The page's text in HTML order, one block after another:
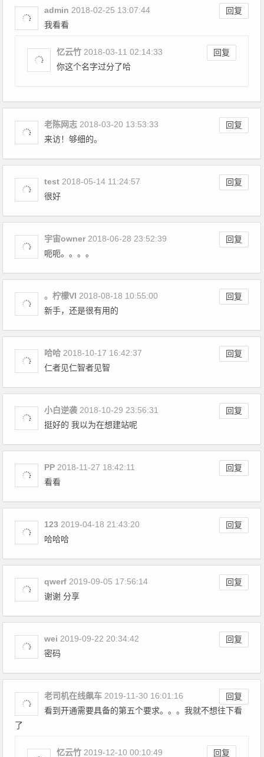
admin 回复
2018-02-25 13:07:44
我看看
忆云竹 回复
2018-03-11 02:14:33
你这个名字过分了哈
老陈网志 回复
2018-03-20 13:53:33
来访！够细的。
test 回复
2018-05-14 11:24:57
很好
宇宙owner 回复
2018-06-28 23:52:39
呃呃。。。。
。柠檬VI 回复
2018-08-18 10:55:00
新手，还是很有用的
哈哈 回复
2018-10-17 16:42:37
仁者见仁智者见智
小白逆袭 回复
2018-10-29 23:56:31
挺好的 我以为在想建站呢
PP 回复
2018-11-27 18:42:11
看看
123 回复
2019-04-18 21:43:20
哈哈哈
qwerf 回复
2019-09-05 17:56:14
谢谢 分享
wei 回复
2019-09-22 20:34:42
密码
老司机在线飙车 回复
2019-11-30 16:01:16
看到开通需要具备的第五个要求。。。我就不想往下看
了
忆云竹 回复
2019-12-10 00:10:49